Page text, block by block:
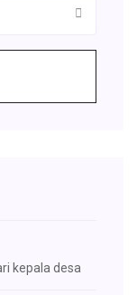
kepala desa